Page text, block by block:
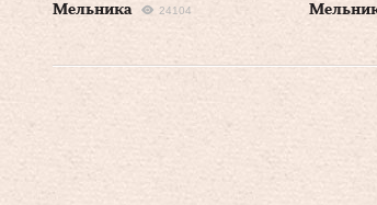
Мельника
24104